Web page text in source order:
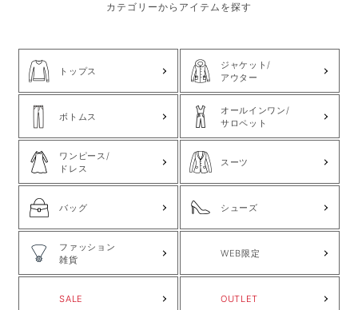
カテゴリーからアイテムを探す
トップス
ジャケット/
アウター
ボトムス
オールインワン/
サロペット
ワンピース/
ドレス
スーツ
バッグ シューズ
ファッション
雑貨
WEB限定
SALE OUTLET